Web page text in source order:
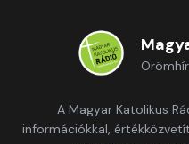
A Magyar Katolikus
információkkal,